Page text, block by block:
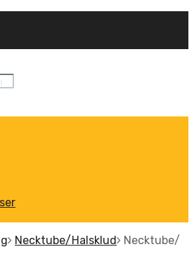
Necktube/Halsklud
Necktube/